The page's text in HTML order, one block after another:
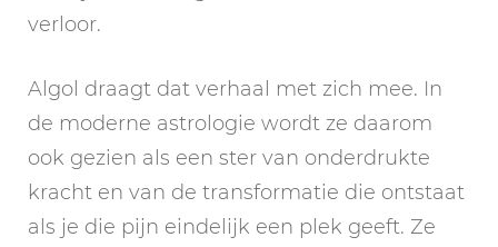
verloor.
Algol draagt dat verhaal met zich mee. In
de moderne astrologie wordt ze daarom
ook gezien als een ster van onderdrukte
kracht en van de transformatie die ontstaat
als je die pijn eindelijk een plek geeft. Ze